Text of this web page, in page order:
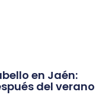
en Jaén:
del verano